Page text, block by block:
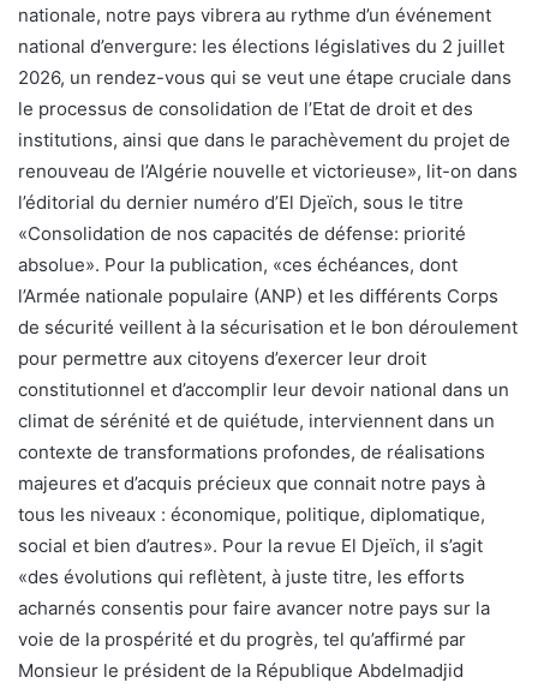
nationale, notre pays vibrera au rythme d’un événement
national d’envergure: les élections législatives du 2 juillet
2026, un rendez-vous qui se veut une étape cruciale dans
le processus de consolidation de l’Etat de droit et des
institutions, ainsi que dans le parachèvement du projet de
renouveau de l’Algérie nouvelle et victorieuse», lit-on dans
l’éditorial du dernier numéro d’El Djeïch, sous le titre
«Consolidation de nos capacités de défense: priorité
absolue». Pour la publication, «ces échéances, dont
l’Armée nationale populaire (ANP) et les différents Corps
de sécurité veillent à la sécurisation et le bon déroulement
pour permettre aux citoyens d’exercer leur droit
constitutionnel et d’accomplir leur devoir national dans un
climat de sérénité et de quiétude, interviennent dans un
contexte de transformations profondes, de réalisations
majeures et d’acquis précieux que connait notre pays à
tous les niveaux : économique, politique, diplomatique,
social et bien d’autres». Pour la revue El Djeïch, il s’agit
«des évolutions qui reflètent, à juste titre, les efforts
acharnés consentis pour faire avancer notre pays sur la
voie de la prospérité et du progrès, tel qu’affirmé par
Monsieur le président de la République Abdelmadjid